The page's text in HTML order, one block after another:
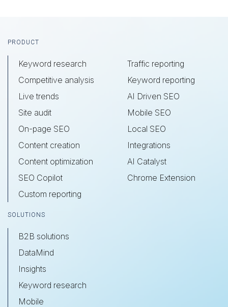
Footer
PRODUCT
Keyword research
Competitive analysis
Live trends
Site audit
On-page SEO
Content creation
Content optimization
SEO Copilot
Custom reporting
Traffic reporting
Keyword reporting
AI Driven SEO
Mobile SEO
Local SEO
Integrations
AI Catalyst
Chrome Extension
SOLUTIONS
B2B solutions
DataMind
Insights
Keyword research
Mobile